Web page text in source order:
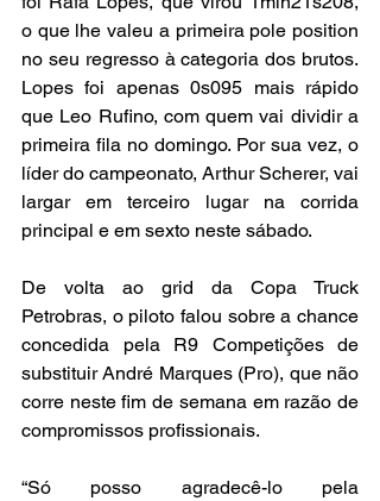
o que lhe valeu a primeira pole position
no seu regresso à categoria dos brutos.
Lopes foi apenas 0s095 mais rápido
que Leo Rufino, com quem vai dividir a
primeira fila no domingo. Por sua vez, o
líder do campeonato, Arthur Scherer, vai
largar em terceiro lugar na corrida
principal e em sexto neste sábado.
De volta ao grid da Copa Truck
Petrobras, o piloto falou sobre a chance
concedida pela R9 Competições de
substituir André Marques (Pro), que não
corre neste fim de semana em razão de
compromissos profissionais.
“Só posso agradecê-lo pela